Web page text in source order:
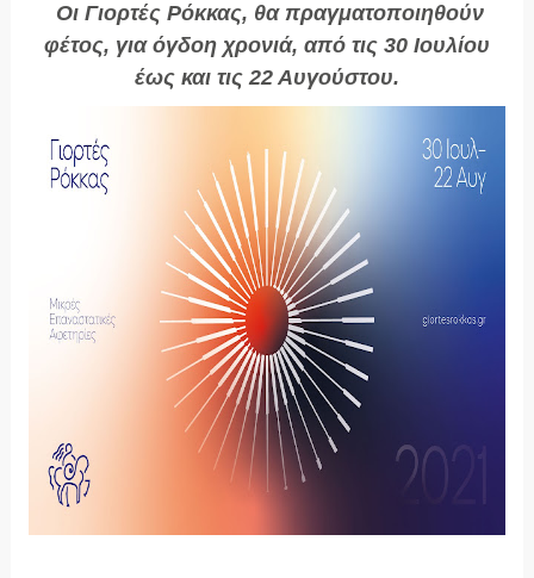
Οι Γιορτές Ρόκκας, θα πραγματοποιηθούν
φέτος, για όγδοη χρονιά, από τις 30 Ιουλίου
έως και τις 22 Αυγούστου.